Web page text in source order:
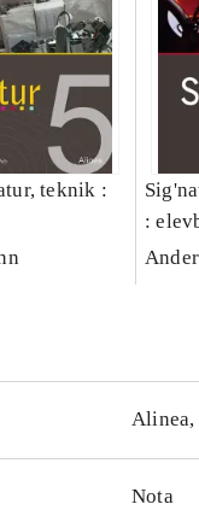
teknik :
:
Alinea,
Nota